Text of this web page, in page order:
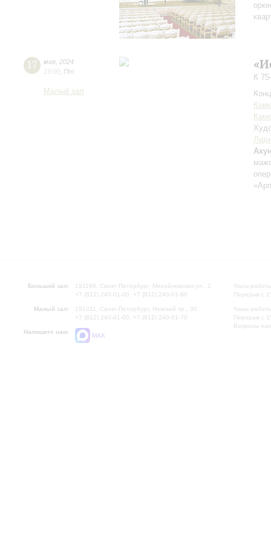
17 мая 2024
19:00 Пт
Малый зал
К
Большой зал:
191186, Санкт-Петербург, Михайловская ул., 2
+7 (812) 240-01-00, +7 (812) 240-01-80
Малый зал:
191011, Санкт-Петербург, Невский пр., 30
+7 (812) 240-01-00, +7 (812) 240-01-70
Напишите нам:
MAX
Часы
Перерыв с
Часы
Перерыв с
Вопросы